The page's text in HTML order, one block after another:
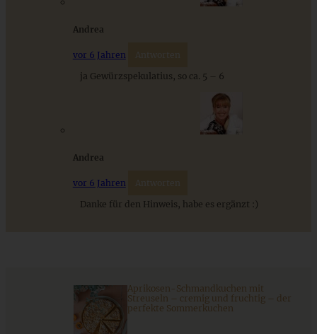
Saftiges Früchtebrot für die Winter- und Weihnachtszeit
Andrea
vor 6 Jahren Antworten
ja Gewürzspekulatius, so ca. 5 – 6
Andrea
vor 6 Jahren Antworten
Danke für den Hinweis, habe es ergänzt :)
Aprikosen-Schmandkuchen mit
Streuseln – cremig und fruchtig – der
perfekte Sommerkuchen